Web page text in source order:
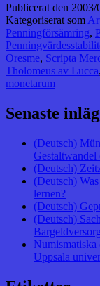
Publicerat den 2003/
Kategoriserat som
Penningförsämring,
Oresme, Scripta
Tholomeus av Lucca,
monetarum
Senaste
(Deutsch)
Gestaltwandel
(Deutsch)
(Deutsch)
lernen?
(Deutsch)
(Deutsch)
Uppsala